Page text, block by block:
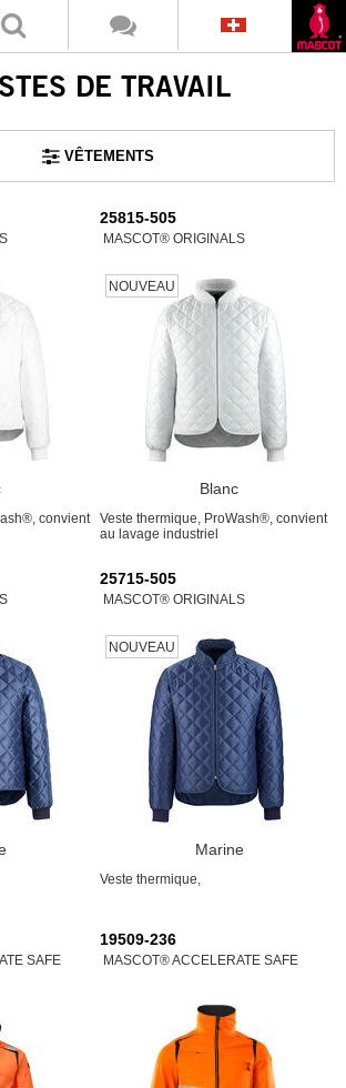
DE TRAVAIL
VÊTEMENTS
convient
25815-505
MASCOT® ORIGINALS
NOUVEAU
Blanc
Veste thermique, ProWash®, convient
au lavage industriel
25715-505
MASCOT® ORIGINALS
NOUVEAU
Marine
Veste thermique,
SAFE
19509-236
MASCOT® ACCELERATE SAFE